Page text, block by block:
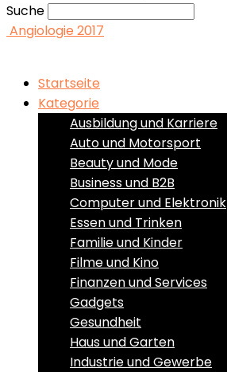
Suche
Angiologie 2017
Startseite
Kategorie
Ausbildung und Karriere
Auto und Motorsport
Beauty und Mode
Business und B2B
Computer und Elektronik
Essen und Trinken
Familie und Kinder
Filme und Kino
Finanzen und Services
Gadgets
Gesundheit
Haus und Garten
Industrie und Gewerbe